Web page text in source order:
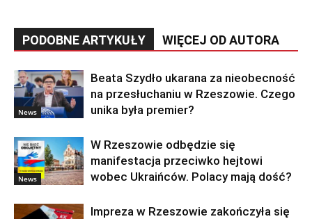
PODOBNE ARTYKUŁY WIĘCEJ OD AUTORA
News
Beata Szydło ukarana za nieobecność
na przesłuchaniu w Rzeszowie. Czego
unika była premier?
News
W Rzeszowie odbędzie się
manifestacja przeciwko hejtowi
wobec Ukraińców. Polacy mają dość?
Impreza w Rzeszowie zakończyła się